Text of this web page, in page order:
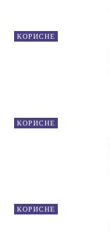
КОРИСНЕ
КОРИСНЕ
КОРИСНЕ